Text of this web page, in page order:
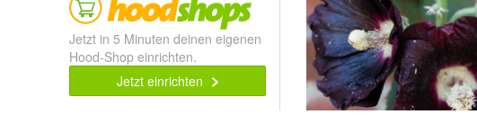
Jetzt in 5 Minuten deinen eigenen
Hood-Shop einrichten.
Jetzt einrichten